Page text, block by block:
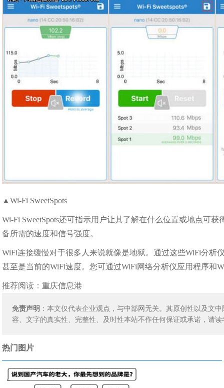
▲Wi-Fi SweetSpots
Wi-Fi SweetSpots还可指示用户让其了解在什么位置或地点可
备所需的速度和信号强度。
WiFi连接缓慢对于很多人来说就像是地狱。通过这些WiFi分析
甚至是当前的WiFi速度。您可通过WiFi网络分析仪应用程序和
推荐阅读：重庆信息港
免责声明 ：本文仅代表企业观点，与中部网无关。其原创性以及文
容、文字的真实性、完整性、及时性本站不作任何保证或承诺，请
热门图片